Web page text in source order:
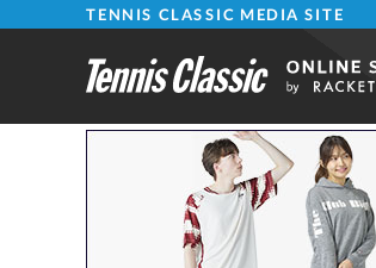
TENNIS CLASSIC MEDIA SITE